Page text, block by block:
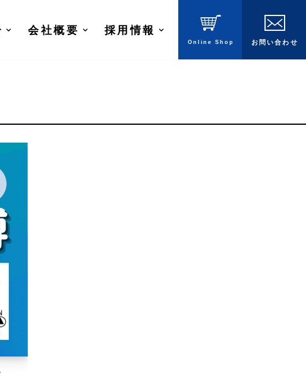
会社概要 採用情報
OnlineShop お問 い合わ せ